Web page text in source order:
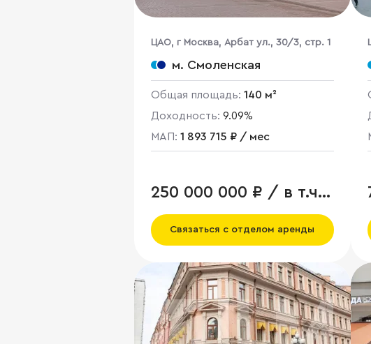
ЦАО, г Москва, Арбат ул., 30/3, стр. 1
м. Смоленская
Общая площадь: 140 м²
Доходность: 9.09%
МАП: 1 893 715 ₽ / мес
250 000 000 ₽ / в т.ч.
НДС
Связаться с отделом аренды